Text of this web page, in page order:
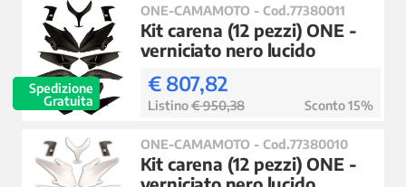
Spedizione
Gratuita
ONE-CAMAMOTO - Cod.77380011
Kit carena (12 pezzi) ONE -
verniciato nero lucido
€ 807,82
Listino€ 950,38 Sconto 15%
ONE-CAMAMOTO - Cod.77380010
Kit carena (12 pezzi) ONE -